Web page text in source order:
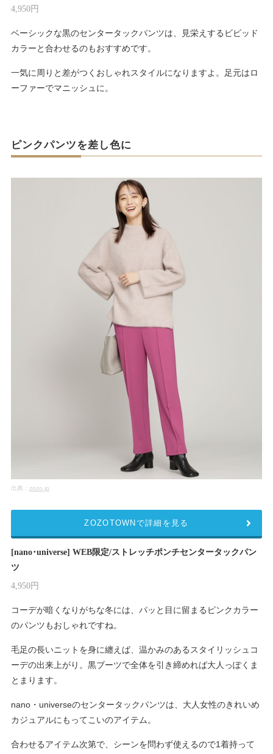
4,950円
ベーシックな黒のセンタータックパンツは、見栄えするビビッド
カラーと合わせるのもおすすめです。
一気に周りと差がつくおしゃれスタイルになりますよ。足元はロ
ーファーでマニッシュに。
ピンクパンツを差し色に
出典： zozo.jp
[nano･universe] WEB限定/ストレッチポンチセンタータックパン
ツ
4,950円
コーデが暗くなりがちな冬には、パッと目に留まるピンクカラー
のパンツもおしゃれですね。
毛足の長いニットを身に纏えば、温かみのあるスタイリッシュコ
ーデの出来上がり。黒ブーツで全体を引き締めれば大人っぽくま
とまります。
nano・universeのセンタータックパンツは、大人女性のきれいめ
カジュアルにもってこいのアイテム。
合わせるアイテム次第で、シーンを問わず使えるので1着持って
ZOZOTOWNで詳細を見る